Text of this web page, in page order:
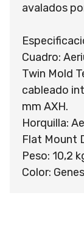
avalados
Cuadro:
Twin Mold
cableado
mm AXH.
Horquilla:
Flat Mount
Peso: 10,2
Color: